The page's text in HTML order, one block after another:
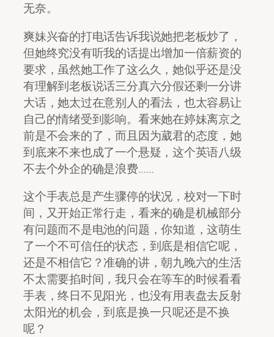
无奈。
爽妹兴奋的打电话告诉我说她把老板炒了，
但她终究没有听我的话提出增加一倍薪资的
要求，虽然她工作了这么久，她似乎还是没
有理解到老板说话三分真六分假还剩一分讲
大话，她太过在意别人的看法，也太容易让
自己的情绪受到影响。看来她在婷妹离京之
前是不会来的了，而且因为葳君的态度，她
到底来不来也成了一个悬疑，这个英语八级
不去个外企的确是浪费……
这个手表总是产生骤停的状况，校对一下时
间，又开始正常行走，看来的确是机械部分
有问题而不是电池的问题，你知道，这萌生
了一个不可信任的状态，到底是相信它呢，
还是不相信它？准确的讲，朝九晚六的生活
不太需要掐时间，我只会在等车的时候看看
手表，终日不见阳光，也没有用表盘去反射
太阳光的机会，到底是换一只呢还是不换
呢？